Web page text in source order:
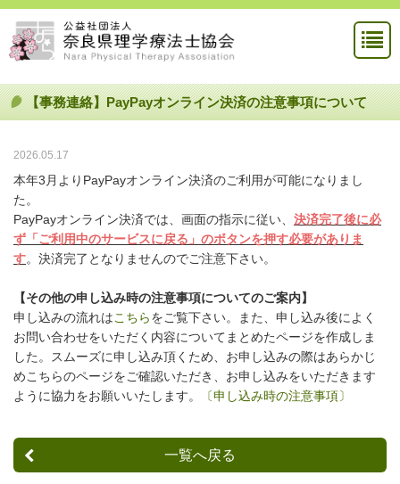
【事務連絡】PayPayオンライン決済の注意事項について
2026.05.17
本年3月よりPayPayオンライン決済のご利用が可能になりまし
た。
PayPayオンライン決済では、画面の指示に従い、 決済完了後に必
ず「ご利用中のサービスに戻る」のボタンを押す必要がありま
す。決済完了となりませんのでご注意下さい。
【その他の申し込み時の注意事項についてのご案内】
申し込みの流れはこちらをご覧下さい。また、申し込み後によく
お問い合わせをいただく内容についてまとめたページを作成しま
した。スムーズに申し込み頂くため、お申し込みの際はあらかじ
めこちらのページをご確認いただき、お申し込みをいただきます
ように協力をお願いいたします。
〔申し込み時の注意事項〕
一覧へ戻る